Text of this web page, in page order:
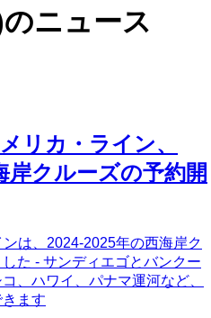
のニュース
リカ・ライン、
岸クルーズの予約開
は、2024-2025年の西海岸ク
た - サンディエゴとバンクー
、ハワイ、パナマ運河など、
ます